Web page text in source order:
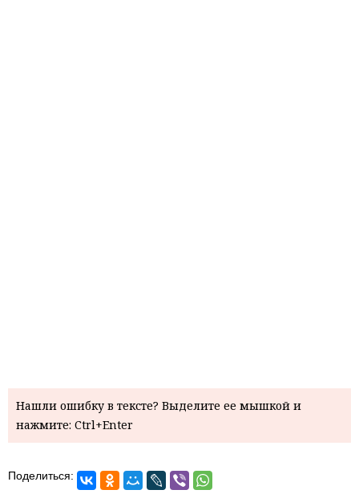
Нашли ошибку в тексте? Выделите ее мышкой и
нажмите: Ctrl+Enter
Поделиться: